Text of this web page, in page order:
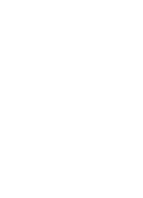
bei. Die
die Qualität der
OPs stets